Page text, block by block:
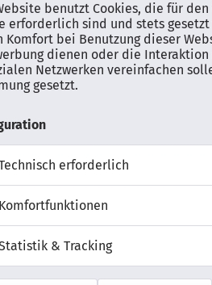
benutzt Cookies, die für
erforderlich sind und stets gesetzt
Komfort bei Benutzung dieser
dienen oder die
Netzwerken vereinfachen
gesetzt.
erforderlich
Komfortfunktionen
& Tracking
VERSAND
gratis Lieferungmit DHL 2-
Mann-Service
Verwendungsstelle